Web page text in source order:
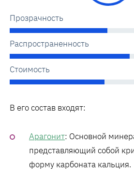
Прозрачность
Распространенность
Стоимость
В его состав входят:
Арагонит: Основной
представляющий собой
форму карбоната кальция.